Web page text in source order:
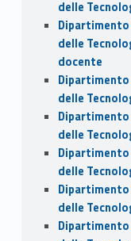
delle
Dipartimento
delle
docente
Dipartimento
delle
Dipartimento
delle
Dipartimento
delle
Dipartimento
delle
Dipartimento